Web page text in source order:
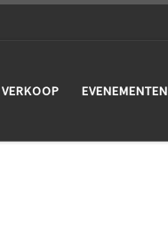
VERKOOP EVENEMENTEN